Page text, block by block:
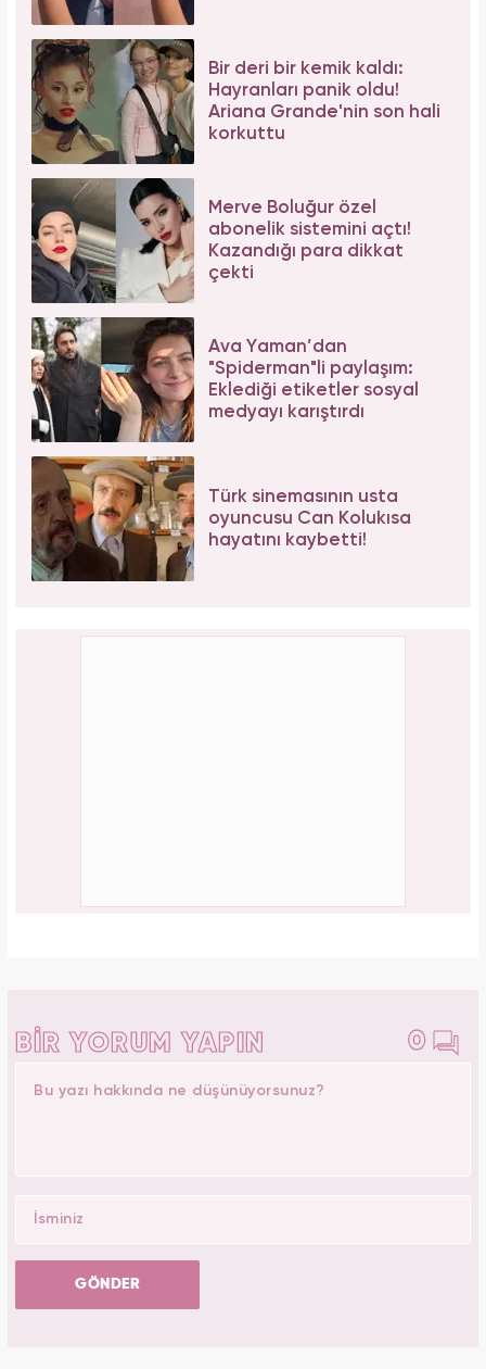
Bir deri bir kemik kaldı:
Hayranları panik oldu!
Ariana Grande'nin son hali
korkuttu
Merve Boluğur özel
abonelik sistemini açtı!
Kazandığı para dikkat
çekti
Ava Yaman’dan
"Spiderman"li paylaşım:
Eklediği etiketler sosyal
medyayı karıştırdı
Türk sinemasının usta
oyuncusu Can Kolukısa
hayatını kaybetti!
BİR YORUM YAPIN 0
GÖNDER